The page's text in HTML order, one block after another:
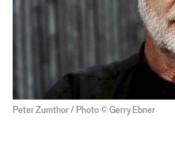
Peter Zumthor / Photo © Gerry Ebner